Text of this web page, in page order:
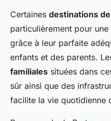
Certaines destinations
particulièrement pour une
grâce à leur parfaite
enfants et des parents.
familiales situées dans
sûr ainsi que des
facilite la vie quotidienne